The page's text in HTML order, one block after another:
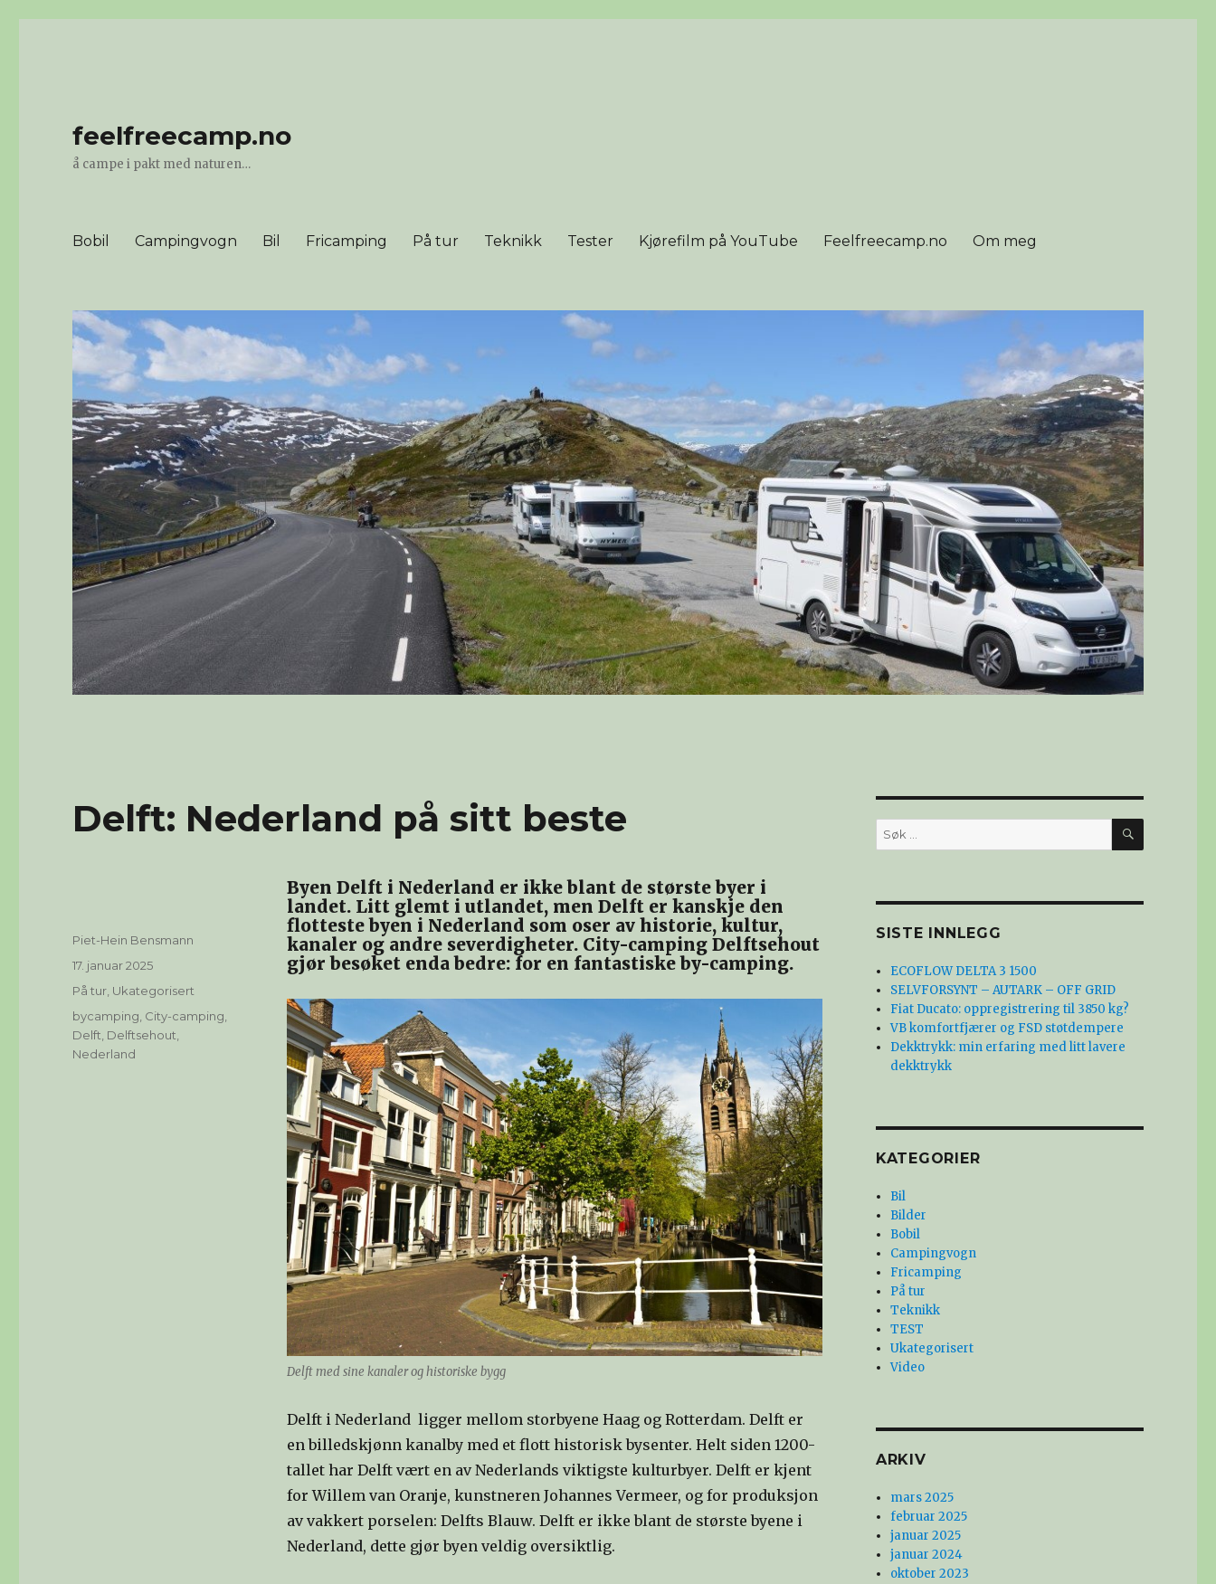
feelfreecamp.no
å campe i pakt med naturen…
Bobil Campingvogn Bil Fricamping På tur Teknikk Tester Kjørefilm på YouTube Feelfreecamp.no Om meg
Delft: Nederland på sitt beste
Byen Delft i Nederland er ikke blant de største byer i
landet. Litt glemt i utlandet, men Delft er kanskje den
flotteste byen i Nederland som oser av historie, kultur,
kanaler og andre severdigheter. City-camping Delftsehout
gjør besøket enda bedre: for en fantastiske by-camping.
Delft med sine kanaler og historiske bygg
Delft i Nederland ligger mellom storbyene Haag og Rotterdam. Delft er
en billedskjønn kanalby med et flott historisk bysenter. Helt siden 1200-
tallet har Delft vært en av Nederlands viktigste kulturbyer. Delft er kjent
for Willem van Oranje, kunstneren Johannes Vermeer, og for produksjon
av vakkert porselen: Delfts Blauw. Delft er ikke blant de største byene i
Nederland, dette gjør byen veldig oversiktlig.
Forfatter
Piet-Hein Bensmann
Publisert
17. januar 2025
Kategorier
På tur Ukategorisert
Stikkord
bycamping City-camping
Delft Delftsehout
Nederland
Søk
etter:
SØK
SISTE INNLEGG
ECOFLOW DELTA 3 1500
SELVFORSYNT – AUTARK – OFF GRID
Fiat Ducato: oppregistrering til 3850 kg?
VB komfortfjærer og FSD støtdempere
Dekktrykk: min erfaring med litt lavere
dekktrykk
KATEGORIER
Bil
Bilder
Bobil
Campingvogn
Fricamping
På tur
Teknikk
TEST
Ukategorisert
Video
ARKIV
mars 2025
februar 2025
januar 2025
januar 2024
oktober 2023